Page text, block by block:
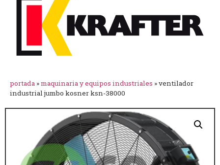
portada »maquinaria y equipos industriales »ventilador
industrial jumbo kosner ksn-38000